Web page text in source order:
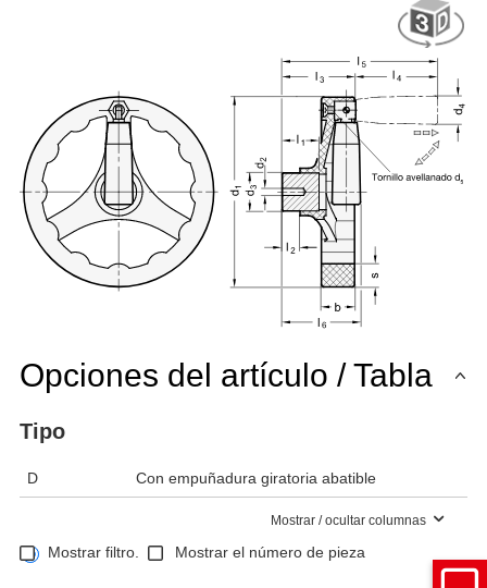
Opciones del artículo / Tabla
Tipo
D Con empuñadura giratoria abatible
Mostrar / ocultar columnas
Mostrar filtro. Mostrar el número de pieza